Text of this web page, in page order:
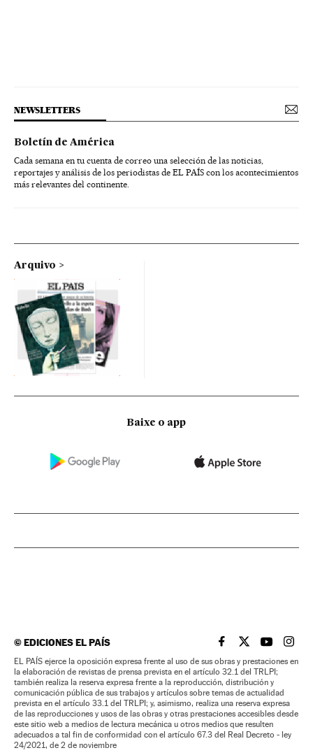
NEWSLETTERS
Boletín de América
Cada semana en tu cuenta de correo una selección de las noticias,
reportajes y análisis de los periodistas de EL PAÍS con los acontecimientos
más relevantes del continente.
Arquivo
Baixe o app
©EDICIONES EL PAÍS EL PAÍS BRASIL EN
EL PAÍSEL PAÍS
EL
EL PAÍS ejerce la oposición expresa frente al uso de sus obras y prestaciones en
la elaboración de revistas de prensa prevista en el artículo 32.1 del TRLPI;
también realiza la reserva expresa frente a la reproducción, distribución y
comunicación pública de sus trabajos y artículos sobre temas de actualidad
prevista en el artículo 33.1 del TRLPI; y, asimismo, realiza una reserva expresa
de las reproducciones y usos de las obras y otras prestaciones accesibles desde
este sitio web a medios de lectura mecánica u otros medios que resulten
adecuados a tal fin de conformidad con el artículo 67.3 del Real Decreto - ley
24/2021, de 2 de noviembre